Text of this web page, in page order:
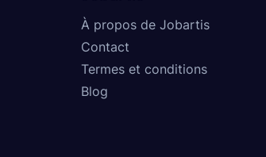
À propos de Jobartis
Contact
Termes et conditions
Blog